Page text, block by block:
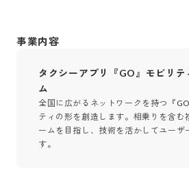
事業内容
タクシーアプリ『GO』モビリテ
ム
全国に広がるネットワークを持つ『
ティの形を創造します。相乗りを含む
ームを目指し、技術を活かしてユーザ
す。